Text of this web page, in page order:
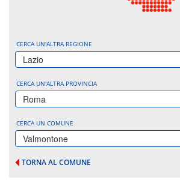
CERCA UN'ALTRA REGIONE
Lazio
CERCA UN'ALTRA PROVINCIA
Roma
CERCA UN COMUNE
Valmontone
TORNA AL COMUNE